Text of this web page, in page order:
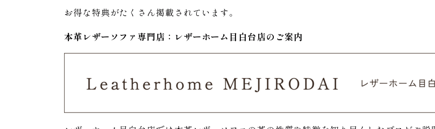
お得な特典がたくさん掲載されています。
本革レザーソファ専門店：レザーホーム 目白台店のご案内